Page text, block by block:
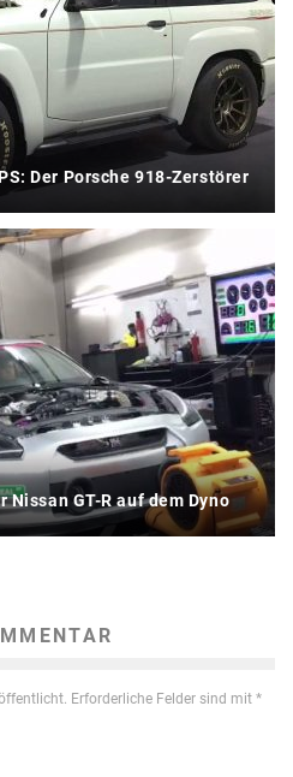
Der Porsche 918-Zerstörer
Nissan GT-R auf dem Dyno
Erforderliche Felder sind mit *